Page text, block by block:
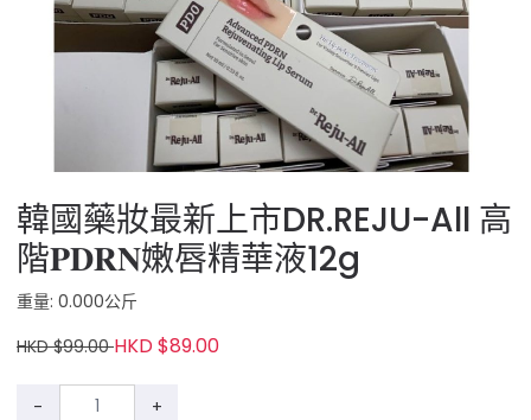
韓國藥妝最新上市DR.REJU-All 高
階𝐏𝐃𝐑𝐍嫩唇精華液12g
重量: 0.000公斤
HKD $99.00HKD $89.00
- +